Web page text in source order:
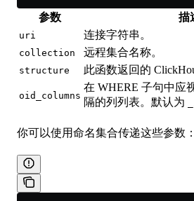
参数 描
uri 连接字符串。
collection 远程集合名称。
structure 此函数返回的
oid_columns
在 WHERE 子句中应
隔的列列表。默认为
你可以使用命名集合传递这些参数：